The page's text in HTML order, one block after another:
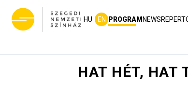
HU EN PROGRAM NEWS
HAT HÉT, HAT